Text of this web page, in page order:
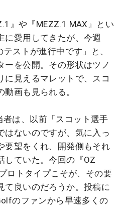
』や『MEZZ.1 MAX』とい
に愛用してきたが、今週
ストが進行中です」と、
ーを公開。その形状はツノ
に見えるマレットで、スコ
画も見られる。
は、以前「スコット選手
はないのですが、気に入っ
要望をくれ、開発側もそれ
していた。今回の『OZ
ロトタイプこそが、その要
て良いのだろうか。投稿に
のファンから早速多くの